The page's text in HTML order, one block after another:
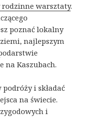
rodzinne warsztaty.
poznać lokalny
najlepszym
na Kaszubach.
i składać
na świecie.
i